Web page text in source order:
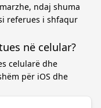
ndaj shuma
referues i shfaqur
në celular?
celularë dhe
për iOS dhe